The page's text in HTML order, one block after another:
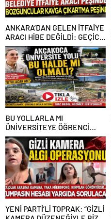
ANKARA’DAN GELEN İTFAİYE
ARACI HİBE DEĞİLDİ: GEÇİCİ
GÖREVLENDİRME SONA ERDİ
BU YOLLARLA MI
ÜNİVERSİTEYE ÖĞRENCİ
ÇAĞIRACAĞIZ?
YENİ PARTİ’Lİ TOPRAK: “GİZLİ